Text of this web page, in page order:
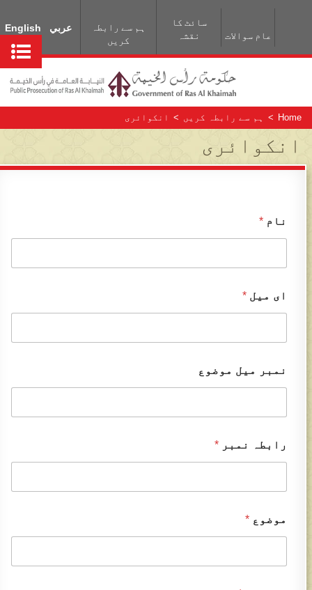
عربي English
ہم سے رابطہ
کریں
سائٹ کا
نقشہ
عام سوالات
Home
> ہم سے رابطہ کریں > انکوائری
انکوائری
نام *
ای میل *
نمبر میل موضوع
رابطہ نمبر *
موضوع *